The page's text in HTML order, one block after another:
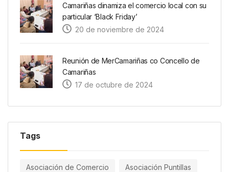
Camariñas dinamiza el comercio local con su
particular ‘Black Friday’
20 de noviembre de 2024
Reunión de MerCamariñas co Concello de
Camariñas
17 de octubre de 2024
Tags
Asociación de Comercio Asociación Puntillas